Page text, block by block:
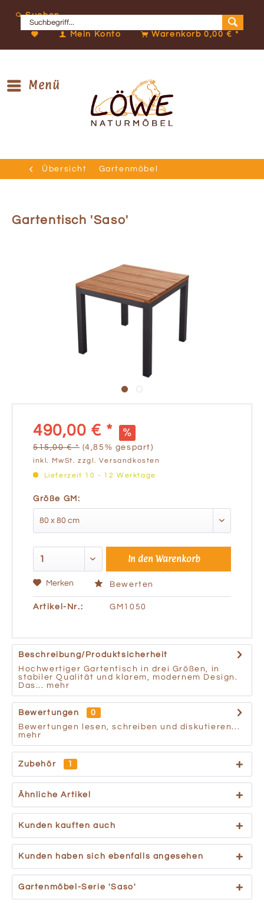
Suchen
Mein Konto Warenkorb0,00 € *
Menü
Übersicht Gartenmöbel
Gartentisch 'Saso'
490,00 € *
515,00 € * (4,85% gespart)
inkl. MwSt.zzgl. Versandkosten
Lieferzeit 10 - 12 Werktage
Größe GM:
In den Warenkorb
Merken Bewerten
Artikel-Nr.: GM1050
Beschreibung/Produktsicherheit
Hochwertiger Gartentisch in drei Größen, in
stabiler Qualität und klarem, modernem Design.
Das... mehr
Bewertungen
0
Bewertungen lesen, schreiben und diskutieren...
mehr
Zubehör 1
Ähnliche Artikel
Kunden kauften auch
Kunden haben sich ebenfalls angesehen
Gartenmöbel-Serie 'Saso'